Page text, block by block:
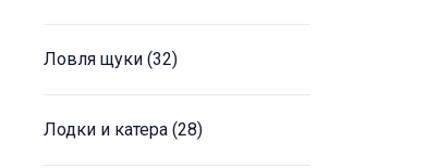
Ловля щуки (32)
Лодки и катера (28)